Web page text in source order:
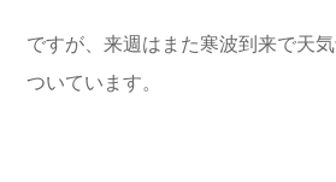
ですが、来週はまた寒波到来で天
ついています。